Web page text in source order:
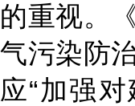
的重视。
气污染防
应“加强